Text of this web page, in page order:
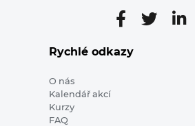
Rychlé odkazy
O nás
Kalendář akcí
Kurzy
FAQ